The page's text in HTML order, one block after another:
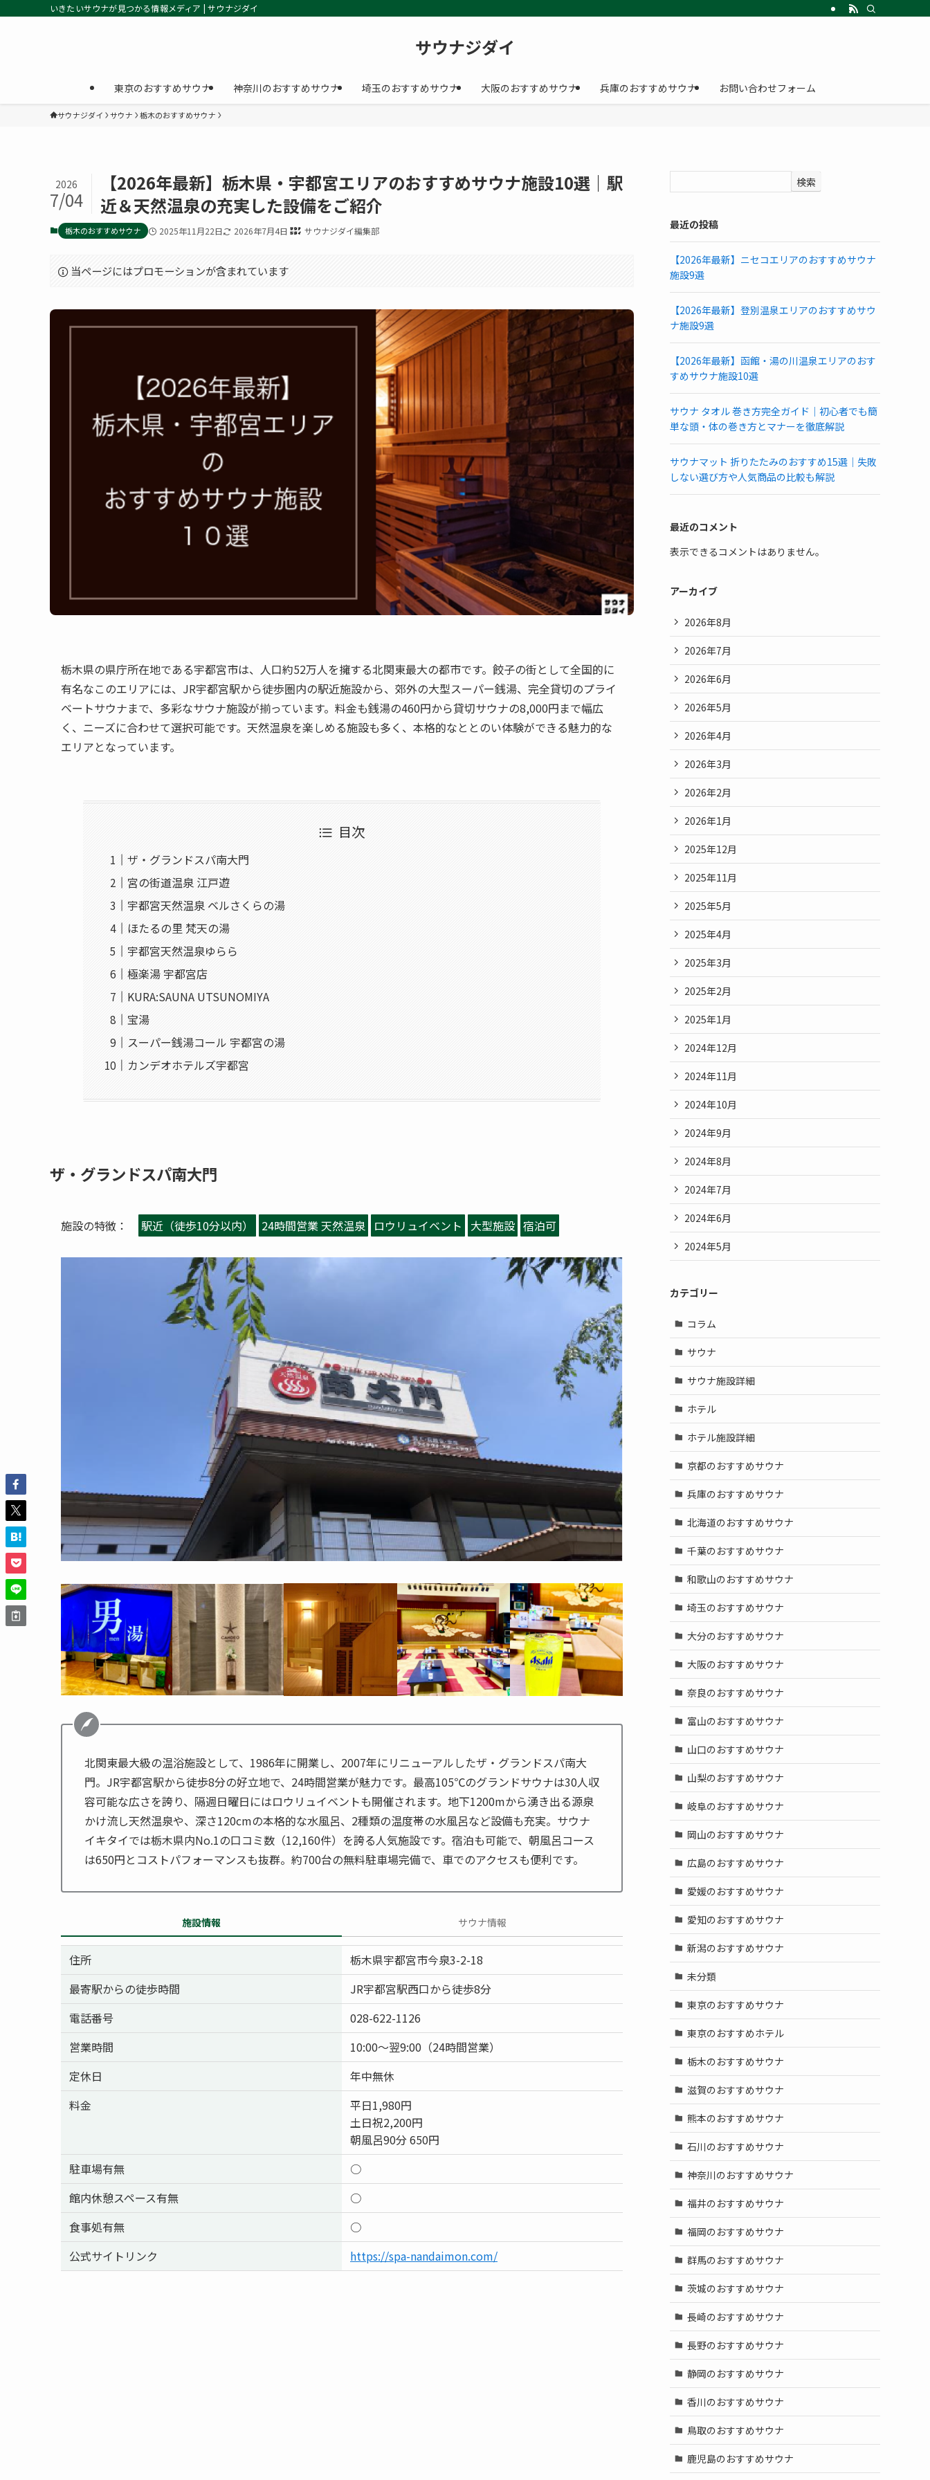
いきたいサウナが見つかる情報メディア | サウナジダイ
サウナジダイ
東京のおすすめサウナ 神奈川のおすすめサウナ 埼玉のおすすめサウナ 大阪のおすすめサウナ 兵庫のおすすめサウナ お問い合わせフォーム
サウナジダイ サウナ 栃木のおすすめサウナ
【2026年最新】栃木県・宇都宮エリアのおすすめサウナ施設10選｜駅
近＆天然温泉の充実した設備をご紹介
2026
7/04
栃木のおすすめサウナ 2025年11月22日 2026年7月4日 サウナジダイ編集部
当ページにはプロモーションが含まれています
栃木県の県庁所在地である宇都宮市は、人口約52万人を擁する北関東最大の都市です。餃子の街として全国的に
有名なこのエリアには、JR宇都宮駅から徒歩圏内の駅近施設から、郊外の大型スーパー銭湯、完全貸切のプライ
ベートサウナまで、多彩なサウナ施設が揃っています。料金も銭湯の460円から貸切サウナの8,000円まで幅広
く、ニーズに合わせて選択可能です。天然温泉を楽しめる施設も多く、本格的なととのい体験ができる魅力的な
エリアとなっています。
目次
ザ・グランドスパ南大門
宮の街道温泉 江戸遊
宇都宮天然温泉 ベルさくらの湯
ほたるの里 梵天の湯
宇都宮天然温泉ゆらら
極楽湯 宇都宮店
KURA:SAUNA UTSUNOMIYA
宝湯
スーパー銭湯コール 宇都宮の湯
カンデオホテルズ宇都宮
ザ・グランドスパ南大門
施設の特徴： 駅近（徒歩10分以内） 24時間営業 天然温泉 ロウリュイベント 大型施設 宿泊可
北関東最大級の温浴施設として、1986年に開業し、2007年にリニューアルしたザ・グランドスパ南大
門。JR宇都宮駅から徒歩8分の好立地で、24時間営業が魅力です。最高105℃のグランドサウナは30人収
容可能な広さを誇り、隔週日曜日にはロウリュイベントも開催されます。地下1200mから湧き出る源泉
かけ流し天然温泉や、深さ120cmの本格的な水風呂、2種類の温度帯の水風呂など設備も充実。サウナ
イキタイでは栃木県内No.1の口コミ数（12,160件）を誇る人気施設です。宿泊も可能で、朝風呂コース
は650円とコストパフォーマンスも抜群。約700台の無料駐車場完備で、車でのアクセスも便利です。
施設情報 サウナ情報
住所
栃木県宇都宮市今泉3-2-18
最寄駅からの徒歩時間
JR宇都宮駅西口から徒歩8分
電話番号
028-622-1126
営業時間
10:00〜翌9:00（24時間営業）
定休日
年中無休
料金
平日1,980円
土日祝2,200円
朝風呂90分 650円
駐車場有無
○
館内休憩スペース有無
○
食事処有無
○
公式サイトリンク
https://spa-nandaimon.com/
検索
最近の投稿
【2026年最新】ニセコエリアのおすすめサウナ
施設9選
【2026年最新】登別温泉エリアのおすすめサウ
ナ施設9選
【2026年最新】函館・湯の川温泉エリアのおす
すめサウナ施設10選
サウナ タオル 巻き方完全ガイド｜初心者でも簡
単な頭・体の巻き方とマナーを徹底解説
サウナマット 折りたたみのおすすめ15選｜失敗
しない選び方や人気商品の比較も解説
最近のコメント
表示できるコメントはありません。
アーカイブ
2026年8月
2026年7月
2026年6月
2026年5月
2026年4月
2026年3月
2026年2月
2026年1月
2025年12月
2025年11月
2025年5月
2025年4月
2025年3月
2025年2月
2025年1月
2024年12月
2024年11月
2024年10月
2024年9月
2024年8月
2024年7月
2024年6月
2024年5月
カテゴリー
コラム
サウナ
サウナ施設詳細
ホテル
ホテル施設詳細
京都のおすすめサウナ
兵庫のおすすめサウナ
北海道のおすすめサウナ
千葉のおすすめサウナ
和歌山のおすすめサウナ
埼玉のおすすめサウナ
大分のおすすめサウナ
大阪のおすすめサウナ
奈良のおすすめサウナ
富山のおすすめサウナ
山口のおすすめサウナ
山梨のおすすめサウナ
岐阜のおすすめサウナ
岡山のおすすめサウナ
広島のおすすめサウナ
愛媛のおすすめサウナ
愛知のおすすめサウナ
新潟のおすすめサウナ
未分類
東京のおすすめサウナ
東京のおすすめホテル
栃木のおすすめサウナ
滋賀のおすすめサウナ
熊本のおすすめサウナ
石川のおすすめサウナ
神奈川のおすすめサウナ
福井のおすすめサウナ
福岡のおすすめサウナ
群馬のおすすめサウナ
茨城のおすすめサウナ
長崎のおすすめサウナ
長野のおすすめサウナ
静岡のおすすめサウナ
香川のおすすめサウナ
鳥取のおすすめサウナ
鹿児島のおすすめサウナ